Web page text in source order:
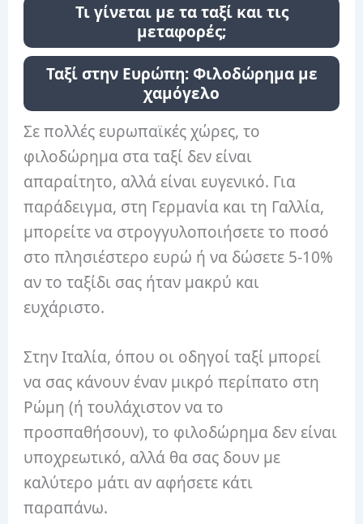
Τι γίνεται με τα ταξί και τις
μεταφορές;
Ταξί στην Ευρώπη: Φιλοδώρημα με
χαμόγελο
Σε πολλές ευρωπαϊκές χώρες, το
φιλοδώρημα στα ταξί δεν είναι
απαραίτητο, αλλά είναι ευγενικό. Για
παράδειγμα, στη Γερμανία και τη Γαλλία,
μπορείτε να στρογγυλοποιήσετε το ποσό
στο πλησιέστερο ευρώ ή να δώσετε 5-10%
αν το ταξίδι σας ήταν μακρύ και
ευχάριστο.
Στην Ιταλία, όπου οι οδηγοί ταξί μπορεί
να σας κάνουν έναν μικρό περίπατο στη
Ρώμη (ή τουλάχιστον να το
προσπαθήσουν), το φιλοδώρημα δεν είναι
υποχρεωτικό, αλλά θα σας δουν με
καλύτερο μάτι αν αφήσετε κάτι
παραπάνω.